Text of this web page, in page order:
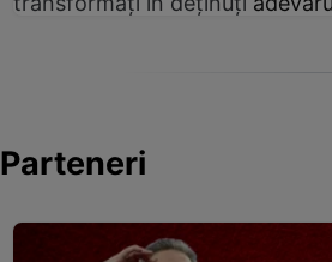
Parteneri